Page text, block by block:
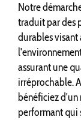
Notre
traduit par des
durables visant
assurant une
irréprochable.
bénéficiez
performant qui